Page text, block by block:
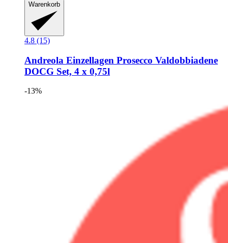
Warenkorb
4.8 (15)
Andreola Einzellagen Prosecco Valdobbiadene
DOCG Set, 4 x 0,75l
-13%